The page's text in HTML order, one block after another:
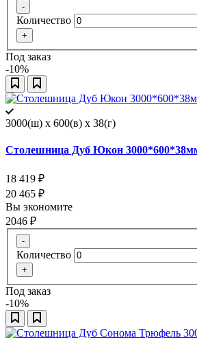
-
Количество
+
Под заказ
-10%
3000(ш) x 600(в) x 38(г)
Столешница Дуб Юкон 3000*600*38мм
18 419 ₽
20 465 ₽
Вы экономите
2046 ₽
-
Количество
+
Под заказ
-10%